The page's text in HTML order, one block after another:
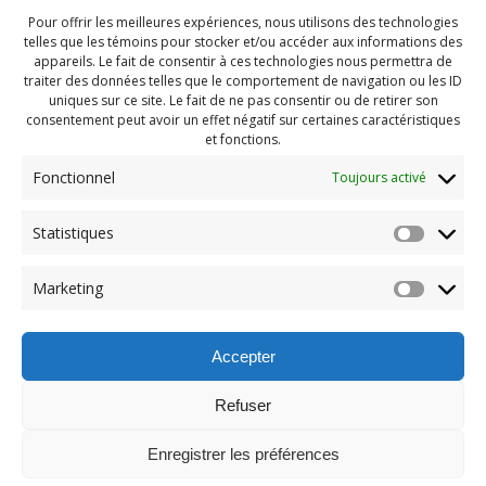
Pour offrir les meilleures expériences, nous utilisons des technologies
telles que les témoins pour stocker et/ou accéder aux informations des
appareils. Le fait de consentir à ces technologies nous permettra de
traiter des données telles que le comportement de navigation ou les ID
uniques sur ce site. Le fait de ne pas consentir ou de retirer son
consentement peut avoir un effet négatif sur certaines caractéristiques
et fonctions.
Fonctionnel Toujours activé
Statistiques
Marketing
Accepter
Refuser
Enregistrer les préférences
Navigation
de
l'article
Previous:
post:
© 2026 Maison des Jeunes de Boucherville.